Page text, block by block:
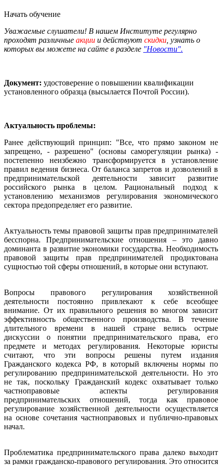
Начать обучение
Уважаемые слушатели! В нашем Институте регулярно
проходят различные акции и действуют скидки , узнать о
которых вы можете на сайте в разделе "Новости".
Документ: удостоверение о повышении квалификации
установленного образца (высылается Почтой России).
Актуальность проблемы:
Ранее действующий принцип: "Все, что прямо законом не
запрещено, - разрешено" (основы саморегуляции рынка) -
постепенно неизбежно трансформируется в установление
правил ведения бизнеса. От баланса запретов и дозволений в
предпринимательской деятельности зависит развитие
российского рынка в целом. Рациональный подход к
установлению механизмов регулирования экономического
сектора предопределяет его развитие.
Актуальность темы правовой защиты прав предпринимателей
бесспорна. Предпринимательские отношения – это давно
доминанта в развитие экономики государства. Необходимость
правовой защиты прав предпринимателей продиктована
сущностью той сферы отношений, в которые они вступают.
Вопросы правового регулирования хозяйственной
деятельности постоянно привлекают к себе всеобщее
внимание. От их правильного решения во многом зависит
эффективность общественного производства. В течение
длительного времени в нашей стране велись острые
дискуссии о понятии предпринимательского права, его
предмете и методах регулирования. Некоторые юристы
считают, что эти вопросы решены путем издания
Гражданского кодекса РФ, в который включены нормы по
регулированию предпринимательской деятельности. Но это
не так, поскольку Гражданский кодекс охватывает только
частноправовые аспекты регулирования
предпринимательских отношений, тогда как правовое
регулирование хозяйственной деятельности осуществляется
на основе сочетания частноправовых и публично-правовых
начал.
Проблематика предпринимательского права далеко выходит
за рамки гражданско-правового регулирования. Это относится